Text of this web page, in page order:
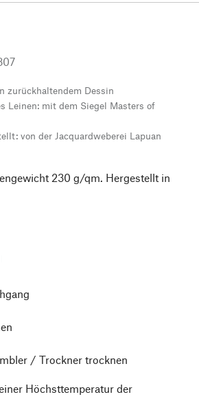
zurückhaltendem Dessin
Leinen: mit dem Siegel Masters of
von der Jacquardweberei Lapuan
230 g/qm. Hergestellt in
/ Trockner trocknen
Höchsttemperatur der